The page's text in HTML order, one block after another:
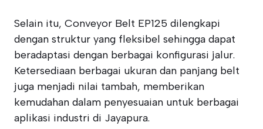
Selain itu, Conveyor Belt EP125 dilengkapi
dengan struktur yang fleksibel sehingga dapat
beradaptasi dengan berbagai konfigurasi jalur.
Ketersediaan berbagai ukuran dan panjang belt
juga menjadi nilai tambah, memberikan
kemudahan dalam penyesuaian untuk berbagai
aplikasi industri di Jayapura.